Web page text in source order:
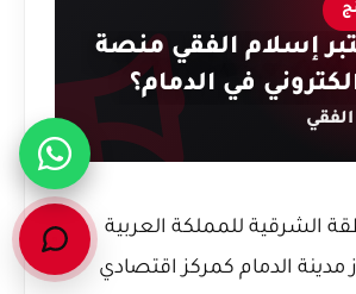
إسلام الفقي منصة
في الدمام؟
الشرقية للمملكة العربية
مدينة الدمام كمركز اقتصادي